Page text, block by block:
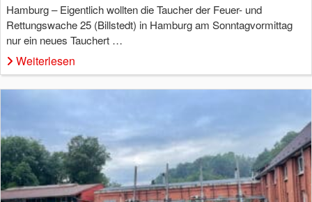
Hamburg – Eigentlich wollten die Taucher der Feuer- und
Rettungswache 25 (Billstedt) in Hamburg am Sonntagvormittag
nur ein neues Tauchert …
Weiterlesen